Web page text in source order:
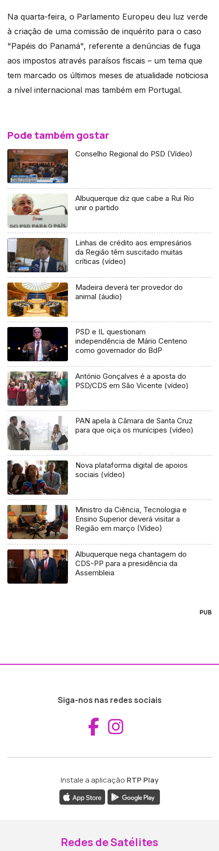
Na quarta-feira, o Parlamento Europeu deu luz verde
à criação de uma comissão de inquérito para o caso
"Papéis do Panamá", referente a denúncias de fuga
aos impostos através paraísos fiscais – um tema que
tem marcado os últimos meses de atualidade noticiosa
a nível internacional mas também em Portugal.
Pode também gostar
Conselho Regional do PSD (Vídeo)
Albuquerque diz que cabe a Rui Rio
unir o partido
Linhas de crédito aos empresários
da Região têm suscitado muitas
críticas (vídeo)
Madeira deverá ter provedor do
animal (áudio)
PSD e IL questionam
independência de Mário Centeno
como governador do BdP
António Gonçalves é a aposta do
PSD/CDS em São Vicente (vídeo)
PAN apela à Câmara de Santa Cruz
para que oiça os munícipes (vídeo)
Nova plataforma digital de apoios
sociais (vídeo)
Ministro da Ciência, Tecnologia e
Ensino Superior deverá visitar a
Região em março (Vídeo)
Albuquerque nega chantagem do
CDS-PP para a presidência da
Assembleia
PUB
Siga-nos nas redes sociais
Aceder ao
Instale a aplicação RTP Play
Redes de Satélites